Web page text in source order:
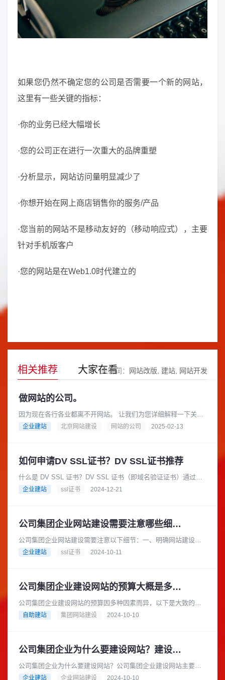
如果您仍然不确定您的公司是否需要一个新的网站，
这里有一些关键的指标：
·你的业务已经大幅增长
·您的公司正在进行一次重大的品牌重塑
·分析显示，网站访问量明显减少了
·你想开始在网上商店销售你的服务/产品
·您当前的网站不是移动友好的（移动响应式），主要
针对手机版客户
·您的网站是在Web1.0时代建立的
相关推荐 大家在看
关键词： 网站改版 建站 网站开发
做网站的公司。
因为现在各行各业都离不开网站。 让我们为您详细解释一下关于
“做网站的公司”这个概念，以及您可以如何选择合适的公司来帮您
企业建站 北京网站建设 网站的公司 2025-02-13
如何申请DV SSL证书？DV SSL证书推荐
什么是 DV SSL 证书？DV SSL 证书（即域名验证证书）通过验
证域名所有权来快速保护您的网站。它是最简单的SSLTLS 证书
企业建站 ssl证书 2024-12-21
公司集团企业网站建设需要注意哪些细节？
公司集团企业网站建设需要注意以下细节：一、明确网站建设目
标在建设网站之前，公司集团企业应明确网站的建设目标。例
企业建站 ssl证书 2024-10-11
公司集团企业建设网站的预算大概是多少？
公司集团企业建设网站的预算因多种因素而异，以下是大致的预
算范围：基础型网站预算范围：如果选择模板建站，费用可能在
自助建站 集团网站建设 2024-10-10
公司集团企业为什么要建设网站？建设网站的流程是怎样的？
公司集团企业为什么要建设网站？公司集团企业建设网站主要有
以下几个重要原因：在当今互联网时代，消费者从产品研究到查
企业建站 企业网站建设 2024-10-10